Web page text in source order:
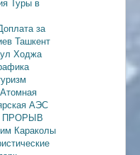
за
Ташкент
Ходжа
Атомная
АЭС
ПРОРЫВ
Караколы